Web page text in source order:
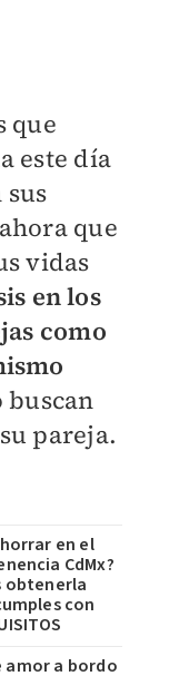
que
este día
que
vidas
en los
como
buscan
pareja.
en el
CdMx?
obtenerla
con
amor a bordo